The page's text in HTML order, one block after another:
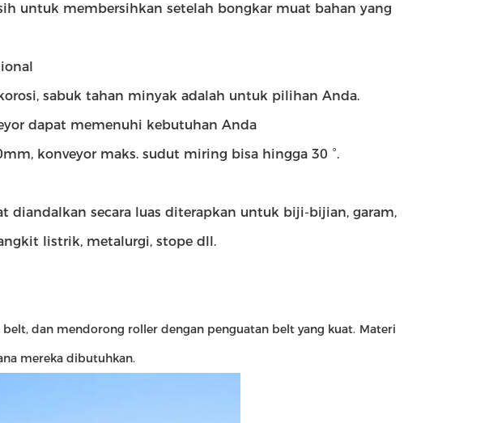
untuk membersihkan setelah bongkar muat bahan yang
sabuk tahan minyak adalah untuk pilihan Anda.
dapat memenuhi kebutuhan Anda
konveyor maks. sudut miring bisa hingga 30 °.
diandalkan secara luas diterapkan untuk biji-bijian, garam,
listrik, metalurgi, stope dll.
dan mendorong roller dengan penguatan belt yang kuat. Materi
mereka dibutuhkan.